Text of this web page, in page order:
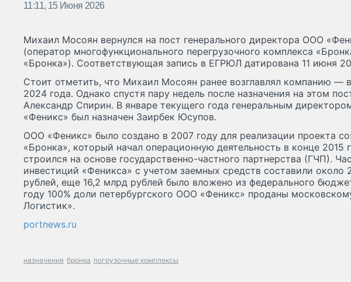
11:11, 15 Июня 2026
Михаил Мосоян вернулся на пост генерального директора ООО
(оператор многофункционального перегрузочного комплекса
«Бронка»). Соответствующая запись в ЕГРЮЛ датирована 11 июня
Стоит отметить, что Михаил Мосоян ранее возглавлял компанию —
2024 года. Однако спустя пару недель после назначения на этом
Александр Спирин. В январе текущего года генеральным
«Феникс» был назначен Заирбек Юсупов.
ООО «Феникс» было создано в 2007 году для реализации проекта
«Бронка», который начал операционную деятельность в конце 2015
строился на основе государственно-частного партнерства (ГЧП).
инвестиций «Феникса» с учетом заемных средств составили около
рублей, еще 16,2 млрд рублей было вложено из федерального
году 100% доли петербургского ООО «Феникс» проданы
Логистик».
portnews.ru
назначения бронка погрузочные комплексы